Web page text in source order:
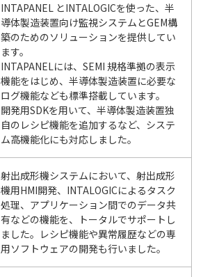
INTAPANEL とINTALOGICを使った、半
導体製造装置向け監視システムとGEM構
築のためのソリューションを提供してい
ます。
INTAPANELには、SEMI 規格準拠の表示
機能をはじめ、半導体製造装置に必要な
ログ機能なども標準搭載しています。
開発用SDKを用いて、半導体製造装置独
自のレシピ機能を追加するなど、システ
ム高機能化にも対応しました。
射出成形機システムにおいて、射出成形
機用HMI開発、INTALOGICによるタスク
処理、アプリケーション間でのデータ共
有などの機能を、トータルでサポートし
ました。レシピ機能や異常履歴などの専
用ソフトウェアの開発も行いました。